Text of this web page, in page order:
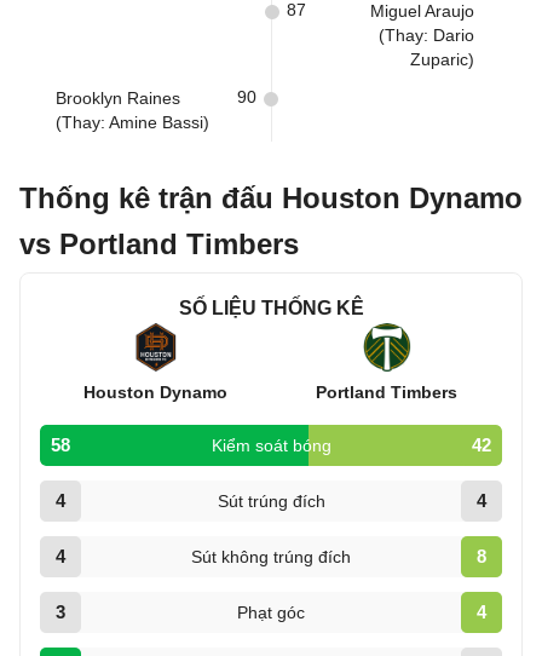
Miguel Araujo
(Thay: Dario
Zuparic)
87
Brooklyn Raines
(Thay: Amine Bassi)
90
Thống kê trận đấu Houston Dynamo
vs Portland Timbers
SỐ LIỆU THỐNG KÊ
Houston Dynamo Portland Timbers
58 Kiểm soát bóng 42
4 Sút trúng đích 4
4 Sút không trúng đích 8
3 Phạt góc 4